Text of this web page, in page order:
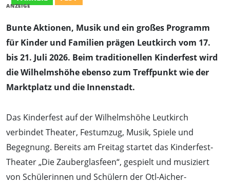
ANZEIGE
Bunte Aktionen, Musik und ein großes Programm
für Kinder und Familien prägen Leutkirch vom 17.
bis 21. Juli 2026. Beim traditionellen Kinderfest wird
die Wilhelmshöhe ebenso zum Treffpunkt wie der
Marktplatz und die Innenstadt.
Das Kinderfest auf der Wilhelmshöhe Leutkirch
verbindet Theater, Festumzug, Musik, Spiele und
Begegnung. Bereits am Freitag startet das Kinderfest-
Theater „Die Zauberglasfeen“, gespielt und musiziert
von Schülerinnen und Schülern der Otl-Aicher-